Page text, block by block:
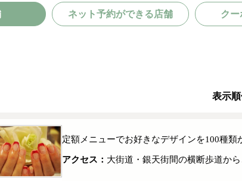
ネット予約ができる店舗 クー
表示
定額メニューでお好きなデザインを100種類
アクセス： 大街道・銀天街間の横断歩道か